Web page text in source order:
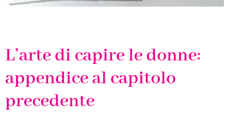
L’arte di capire le donne:
appendice al capitolo
precedente